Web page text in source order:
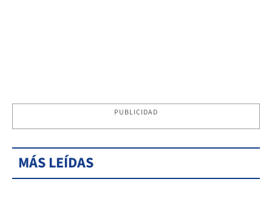
PUBLICIDAD
MÁS LEÍDAS